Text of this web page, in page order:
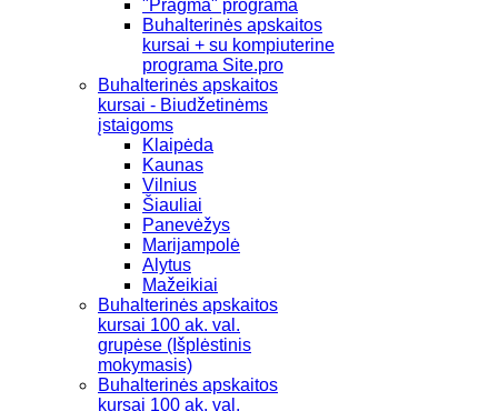
"Pragma" programa
Buhalterinės apskaitos
kursai + su kompiuterine
programa Site.pro
Buhalterinės apskaitos
kursai - Biudžetinėms
įstaigoms
Klaipėda
Kaunas
Vilnius
Šiauliai
Panevėžys
Marijampolė
Alytus
Mažeikiai
Buhalterinės apskaitos
kursai 100 ak. val.
grupėse (Išplėstinis
mokymasis)
Buhalterinės apskaitos
kursai 100 ak. val.